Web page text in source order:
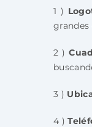
1 )
grandes
2 )
3 )
4 )